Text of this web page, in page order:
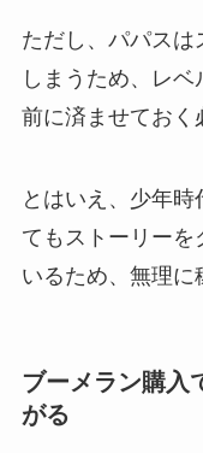
ただし、パパスは
しまうため、レ
前に済ませておく
とはいえ、少年時
てもストーリーを
いるため、無理に
ブーメラン購入
がる